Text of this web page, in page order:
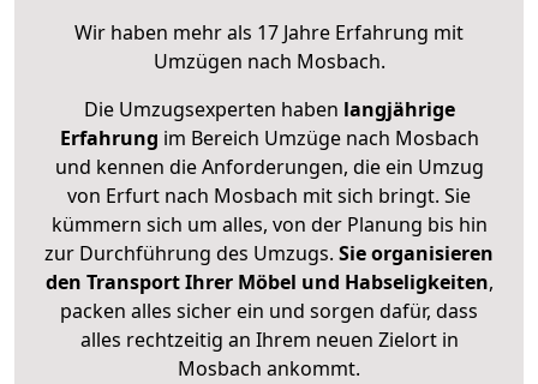
Wir haben mehr als 17 Jahre Erfahrung mit
Umzügen nach Mosbach.
Die Umzugsexperten haben langjährige
Erfahrung im Bereich Umzüge nach Mosbach
und kennen die Anforderungen, die ein Umzug
von Erfurt nach Mosbach mit sich bringt. Sie
kümmern sich um alles, von der Planung bis hin
zur Durchführung des Umzugs. Sie organisieren
den Transport Ihrer Möbel und Habseligkeiten,
packen alles sicher ein und sorgen dafür, dass
alles rechtzeitig an Ihrem neuen Zielort in
Mosbach ankommt.